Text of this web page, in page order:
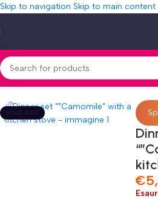
Skip to navigation Skip to main content
Home»Shop»Dinner set
SOLD OUT
€